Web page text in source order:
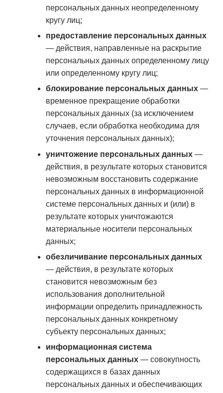
персональных данных неопределенному
кругу лиц;
предоставление персональных данных
— действия, направленные на раскрытие
персональных данных определенному лицу
или определенному кругу лиц;
блокирование персональных данных—
временное прекращение обработки
персональных данных (за исключением
случаев, если обработка необходима для
уточнения персональных данных);
уничтожение персональных данных—
действия, в результате которых становится
невозможным восстановить содержание
персональных данных в информационной
системе персональных данных и (или) в
результате которых уничтожаются
материальные носители персональных
данных;
обезличивание персональных данных
— действия, в результате которых
становится невозможным без
использования дополнительной
информации определить принадлежность
персональных данных конкретному
субъекту персональных данных;
информационная система
персональных данных— совокупность
содержащихся в базах данных
персональных данных и обеспечивающих